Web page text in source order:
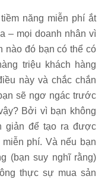
năng miễn phí ắt
– mọi doanh nhân vì
nào đó bạn có thể có
triệu khách hàng
này và chắc chắn
sẽ ngơ ngác trước
Bởi vì bạn không
giản để tạo ra được
phí. Và nếu bạn
(bạn suy nghĩ rằng)
thực sự mua sản